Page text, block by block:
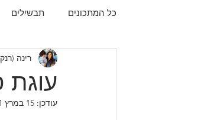
כל המתכונים תבשילים
תפו"א
עוגת
רינה
עודכן: 15 במרץ 2021